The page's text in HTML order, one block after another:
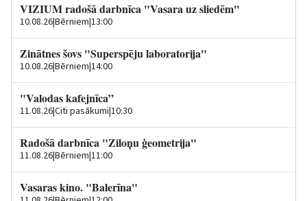
VIZIUM radošā darbnīca "Vasara uz sliedēm"
10.08.26|Bērniem|13:00
Zinātnes šovs "Superspēju laboratorija"
10.08.26|Bērniem|14:00
"Valodas kafejnīca”
11.08.26|Citi pasākumi|10:30
Radošā darbnīca "Ziloņu ģeometrija"
11.08.26|Bērniem|11:00
Vasaras kino. "Balerīna"